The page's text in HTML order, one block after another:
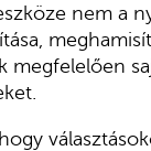
nem a
megfelelően